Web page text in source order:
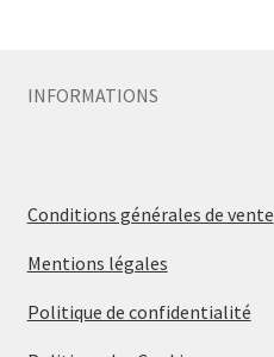
INFORMATIONS
Conditions générales de vente
Mentions légales
Politique de confidentialité